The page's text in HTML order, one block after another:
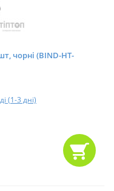
чорні (BIND-HT-
(1-3 дні)